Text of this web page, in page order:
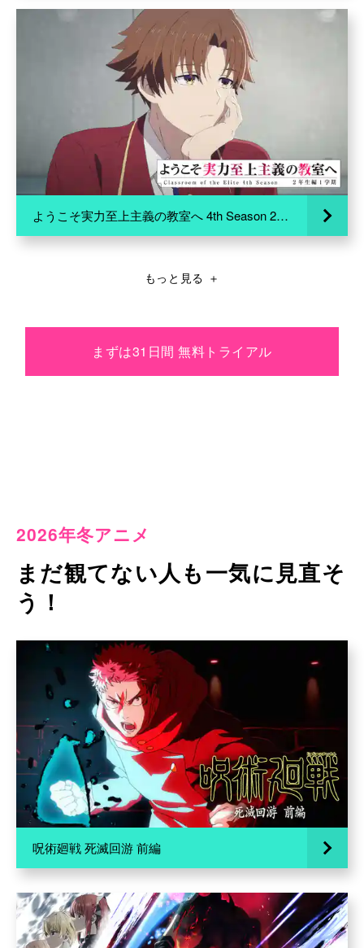
ようこそ実力至上主義の教室へ 4th Season 2年生編1学期
もっと見る ＋
まずは31日間 無料トライアル
2026年冬アニメ
まだ観てない人も一気に見直そ
う！
呪術廻戦 死滅回游 前編